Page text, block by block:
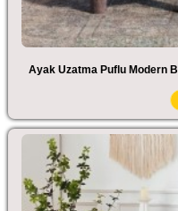
Ayak Uzatma Puflu Modern